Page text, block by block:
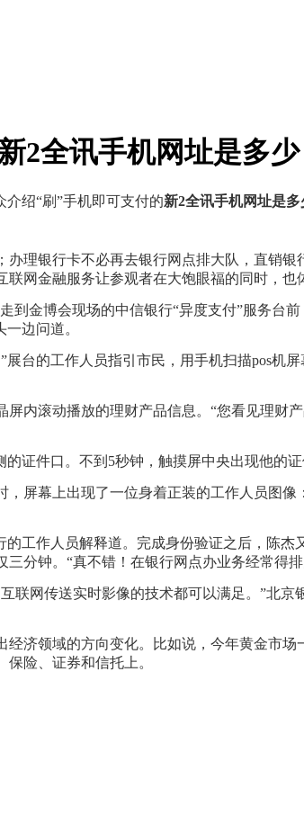
2全讯手机网址是多少
绍“刷”手机即可支付的新2全讯手机网址是多
银行卡不必再去银行网点排大队，直销银
网金融服务让参观者在大饱眼福的同时，也
金博会现场的中信银行“异度支付”服务台
边问道。
的工作人员指引市民，用手机扫描pos机
滚动播放的理财产品信息。“您看见理财
件口。不到5秒钟，触摸屏中央出现他的证
幕上出现了一位身着正装的工作人员图像
作人员解释道。完成身份验证之后，陈杰
分钟。“真不错！在银行网点办业务经常得
网传送实时影像的技术都可以满足。”北京
领域的方向变化。比如说，今年黄金市场
险、证券和信托上。